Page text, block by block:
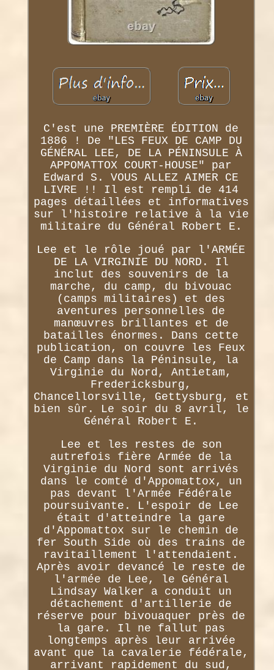
C'est une PREMIÈRE ÉDITION de
1886 ! De "LES FEUX DE CAMP DU
GÉNÉRAL LEE, DE LA PÉNINSULE À
APPOMATTOX COURT-HOUSE" par
Edward S. VOUS ALLEZ AIMER CE
LIVRE !! Il est rempli de 414
pages détaillées et informatives
sur l'histoire relative à la vie
militaire du Général Robert E.
Lee et le rôle joué par l'ARMÉE
DE LA VIRGINIE DU NORD. Il
inclut des souvenirs de la
marche, du camp, du bivouac
(camps militaires) et des
aventures personnelles de
manœuvres brillantes et de
batailles énormes. Dans cette
publication, on couvre les Feux
de Camp dans la Péninsule, la
Virginie du Nord, Antietam,
Fredericksburg,
Chancellorsville, Gettysburg, et
bien sûr. Le soir du 8 avril, le
Général Robert E.
Lee et les restes de son
autrefois fière Armée de la
Virginie du Nord sont arrivés
dans le comté d'Appomattox, un
pas devant l'Armée Fédérale
poursuivante. L'espoir de Lee
était d'atteindre la gare
d'Appomattox sur le chemin de
fer South Side où des trains de
ravitaillement l'attendaient.
Après avoir devancé le reste de
l'armée de Lee, le Général
Lindsay Walker a conduit un
détachement d'artillerie de
réserve pour bivouaquer près de
la gare. Il ne fallut pas
longtemps après leur arrivée
avant que la cavalerie fédérale,
arrivant rapidement du sud,